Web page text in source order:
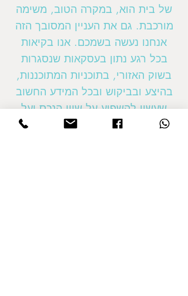
של בית הוא, במקרה הטוב, משימה
מורכבת. גם את העניין המסובך הזה
אנחנו נעשה בשמכם. אנו בקיאות
בכל רגע נתון בעסקאות שנסגרות
בשוק האזורי, בתוכניות המתוכננות,
בהיצע ובביקוש ובכל המידע החשוב
שעשוי להשפיע על שווי הנכס ועל
גובה העסקה שנסגור עבורכם.